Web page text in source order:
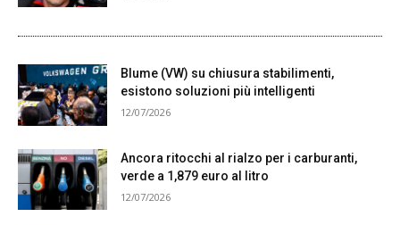
Blume (VW) su chiusura stabilimenti,
esistono soluzioni più intelligenti
12/07/2026
Ancora ritocchi al rialzo per i carburanti,
verde a 1,879 euro al litro
12/07/2026